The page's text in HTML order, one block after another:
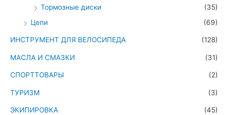
Тормозные диски
(35)
Цепи
(69)
ИНСТРУМЕНТ ДЛЯ ВЕЛОСИПЕДА (128)
МАСЛА И СМАЗКИ (31)
СПОРТТОВАРЫ (2)
ТУРИЗМ (3)
ЭКИПИРОВКА
(45)